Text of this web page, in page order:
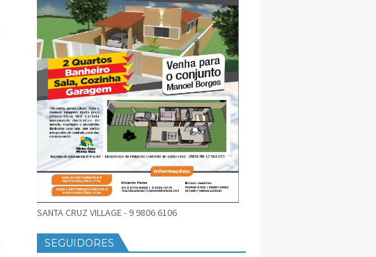
SANTA CRUZ VILLAGE - 9 9806 6106
SEGUIDORES